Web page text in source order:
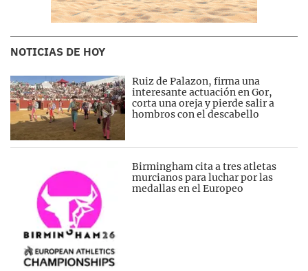
NOTICIAS DE HOY
Ruiz de Palazon, firma una
interesante actuación en Gor,
corta una oreja y pierde salir a
hombros con el descabello
Birmingham cita a tres atletas
murcianos para luchar por las
medallas en el Europeo